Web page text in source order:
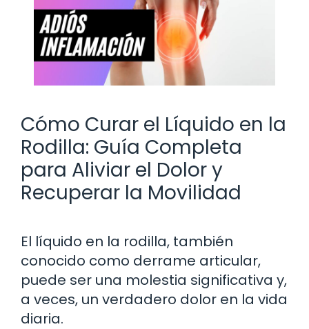
Cómo Curar el Líquido en la
Rodilla: Guía Completa
para Aliviar el Dolor y
Recuperar la Movilidad
El líquido en la rodilla, también
conocido como derrame articular,
puede ser una molestia significativa y,
a veces, un verdadero dolor en la vida
diaria.